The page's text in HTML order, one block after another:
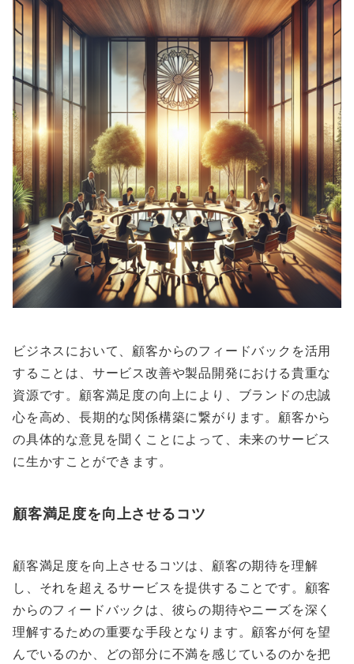
ビジネスにおいて、顧客からのフィードバックを活用
することは、サービス改善や製品開発における貴重な
資源です。顧客満足度の向上により、ブランドの忠誠
心を高め、長期的な関係構築に繋がります。顧客から
の具体的な意見を聞くことによって、未来のサービス
に生かすことができます。
顧客満足度を向上させるコツ
顧客満足度を向上させるコツは、顧客の期待を理解
し、それを超えるサービスを提供することです。顧客
からのフィードバックは、彼らの期待やニーズを深く
理解するための重要な手段となります。顧客が何を望
んでいるのか、どの部分に不満を感じているのかを把